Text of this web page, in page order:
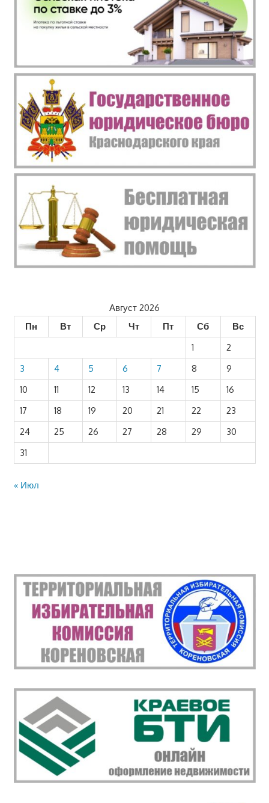
Август 2026
Пн
Вт Ср Чт Пт Сб
Вс
1
2
3
4 5 6 7 8
9
10
11 12 13 14 15
16
17
18 19 20 21 22
23
24
25 26 27 28 29
30
31
« Июл